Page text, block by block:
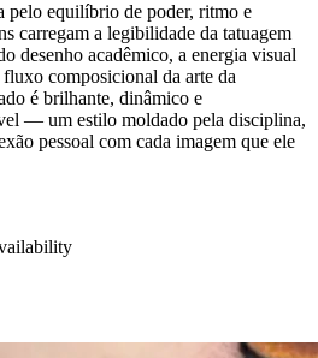
pelo equilíbrio de poder, ritmo e
carregam a legibilidade da tatuagem
desenho acadêmico, a energia visual
composicional da arte da
é brilhante, dinâmico e
— um estilo moldado pela disciplina,
pessoal com cada imagem que ele